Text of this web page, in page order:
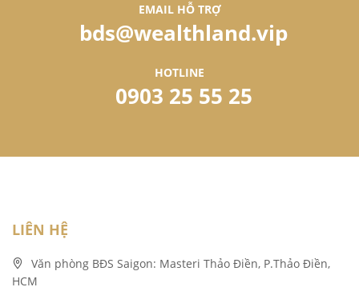
EMAIL HỖ TRỢ
bds@wealthland.vip
HOTLINE
0903 25 55 25
LIÊN HỆ
Văn phòng BĐS Saigon: Masteri Thảo Điền, P.Thảo Điền,
HCM